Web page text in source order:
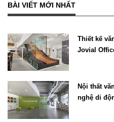
BÀI VIẾT MỚI NHẤT
Thiết kế
Jovial
Nội thất
nghệ di